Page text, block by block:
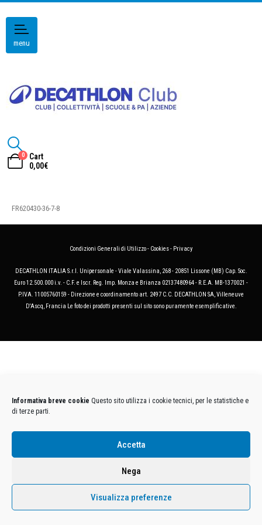
Informativa breve cookie Questo sito utilizza i cookie tecnici, per le statistiche e
di terze parti.
Accetta
Nega
Visualizza preferenze
menu
0
Cart
0,00€
FR620430-36-7-8
Condizioni Generali di Utilizzo- Cookies- Privacy
DECATHLON ITALIA S.r.l. Unipersonale - Viale Valassina, 268 - 20851 Lissone (MB) Cap. Soc.
Euro 12.500.000 i.v. - C.F. e Iscr. Reg. Imp. Monza e Brianza 02137480964 - R.E.A. MB-1370021 -
P.IVA. 11005760159 - Direzione e coordinamento art. 2497 C.C. DECATHLON SA, Villeneuve
D'Ascq, Francia Le foto dei prodotti presenti sul sito sono puramente esemplificative.